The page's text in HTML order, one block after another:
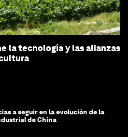
la tecnología y las alianzas
a seguir en la evolución de la
de China